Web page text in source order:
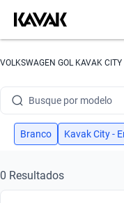
VOLKSWAGEN GOL KAVAK
Busque por modelo
Busque por versão
Busque por marca
Branco Kavak City -
0 Resultados